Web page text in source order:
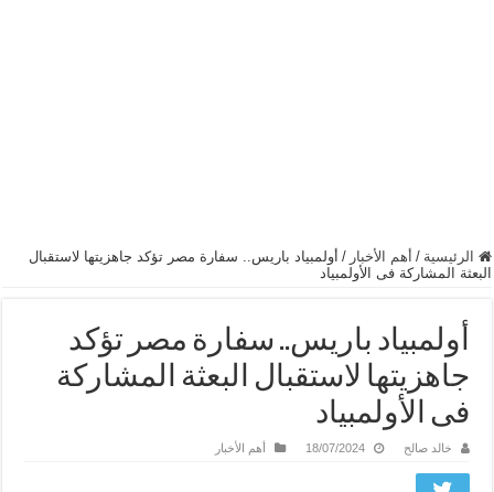
الرئيسية / أهم الأخبار / أولمبياد باريس.. سفارة مصر تؤكد جاهزيتها لاستقبال
البعثة المشاركة فى الأولمبياد
أولمبياد باريس.. سفارة مصر تؤكد
جاهزيتها لاستقبال البعثة المشاركة
فى الأولمبياد
خالد صالح 18/07/2024 أهم الأخبار